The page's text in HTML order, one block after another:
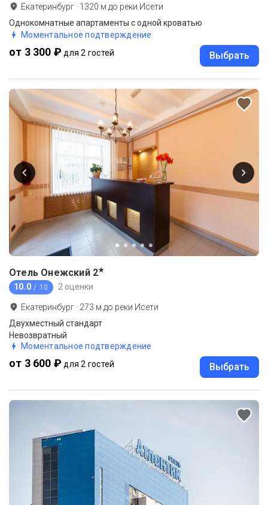
Екатеринбург · 1320 м до реки Исети
Однокомнатные апартаменты с одной кроватью
Моментальное подтверждение
от 3 300 ₽ для 2 гостей Выбрать
Отель Онежский 2★
10.0 / 10 2 оценки
Екатеринбург · 273 м до реки Исети
Двухместный стандарт
Невозвратный
Моментальное подтверждение
от 3 600 ₽ для 2 гостей Выбрать